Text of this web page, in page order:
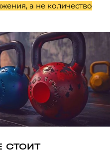
а не количество
СТОИТ